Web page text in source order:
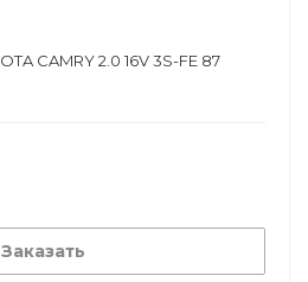
CAMRY 2.0 16V 3S-FE 87
Заказать